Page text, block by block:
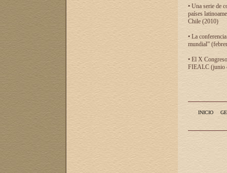
• Una serie de
países
Chile (2010)
• La
mundial”
• El X
FIEALC (junio
INICIO